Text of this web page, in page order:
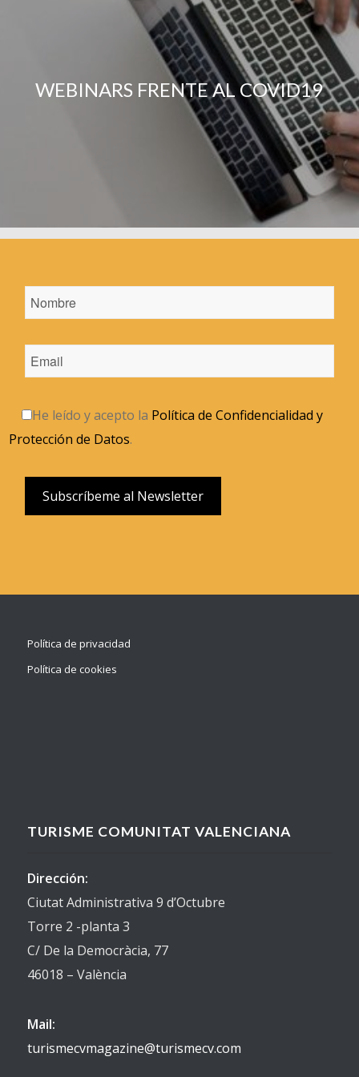
WEBINARS FRENTE AL COVID19
He leído y acepto la Política de Confidencialidad y
Protección de Datos.
Política de privacidad
Política de cookies
TURISME COMUNITAT VALENCIANA
Dirección:
Ciutat Administrativa 9 d’Octubre
Torre 2 -planta 3
C/ De la Democràcia, 77
46018 – València
Mail:
turismecvmagazine@turismecv.com